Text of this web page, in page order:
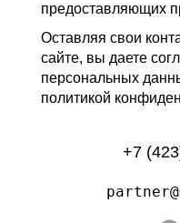
предоставляющих
Оставляя свои
сайте, вы даете
персональных
политикой
+7